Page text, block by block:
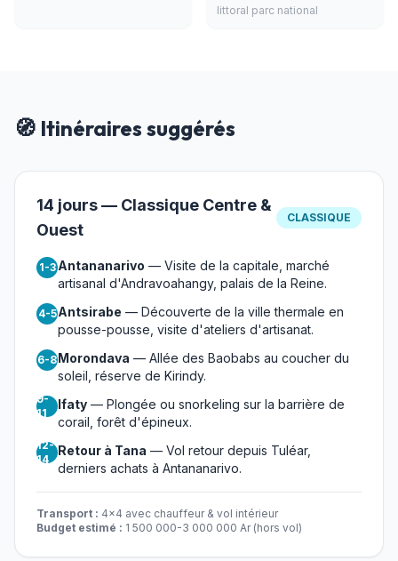
littoral parc national
🧭 Itinéraires suggérés
14 jours — Classique Centre &
Ouest
CLASSIQUE
1-3 Antananarivo — Visite de la capitale, marché
artisanal d'Andravoahangy, palais de la Reine.
4-5Antsirabe — Découverte de la ville thermale en
pousse-pousse, visite d'ateliers d'artisanat.
6-8Morondava — Allée des Baobabs au coucher du
soleil, réserve de Kirindy.
9-
11
Ifaty — Plongée ou snorkeling sur la barrière de
corail, forêt d'épineux.
12-
14
Retour à Tana — Vol retour depuis Tuléar,
derniers achats à Antananarivo.
Transport : 4x4 avec chauffeur & vol intérieur
Budget estimé : 1 500 000-3 000 000 Ar (hors vol)